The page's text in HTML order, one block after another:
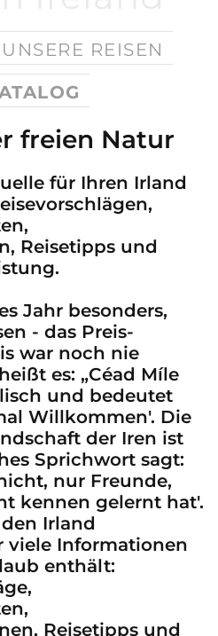
UNSERE REISEN
freien Natur
für Ihren Irland
Reisetipps und
Jahr besonders,
- das Preis-
war noch nie
es: „Céad Míle
und bedeutet
Willkommen'. Die
der Iren ist
Sprichwort sagt:
nur Freunde,
kennen gelernt hat'.
Irland
viele Informationen
enthält:
Reisetipps und